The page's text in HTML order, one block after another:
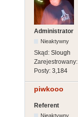
Administrator
Nieaktywny
Skąd: Slough
Zarejestrowany:
Posty: 3,184
piwkooo
Referent
Nieaktywny